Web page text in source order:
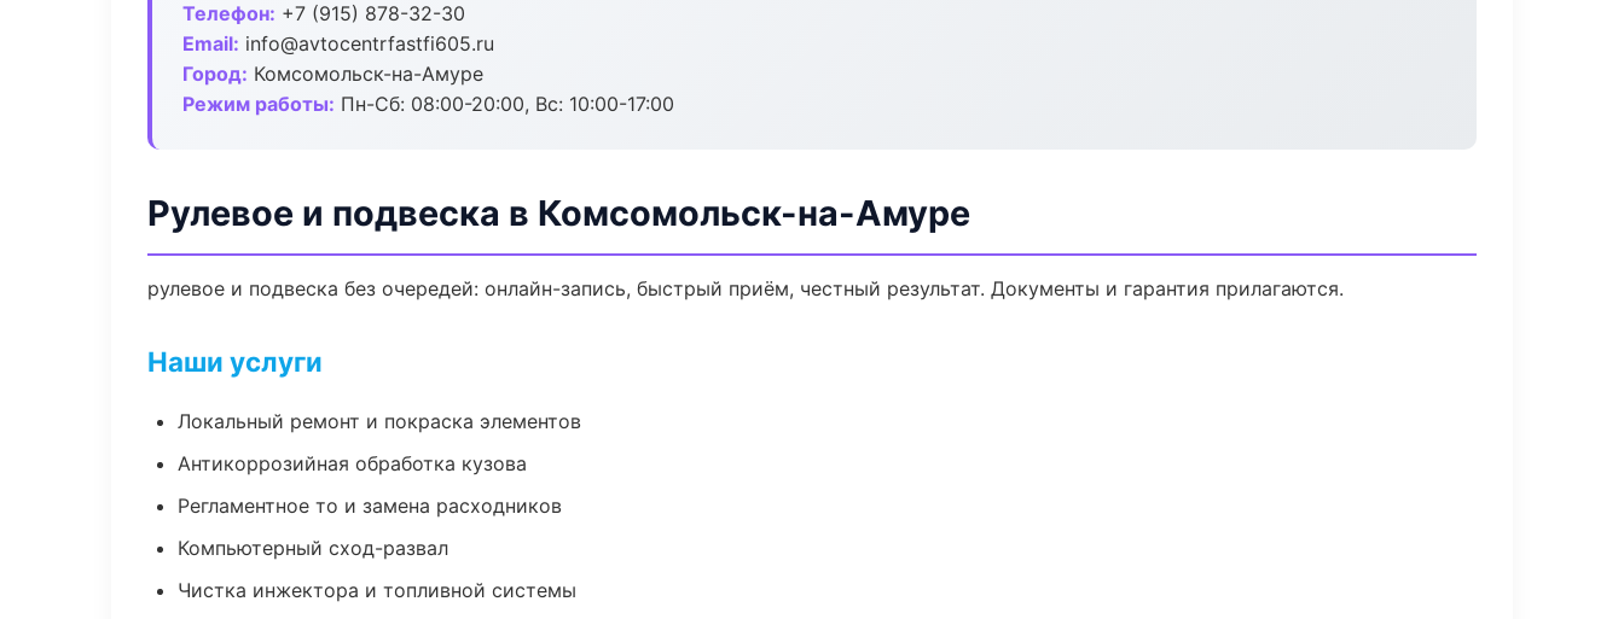
Телефон: +7 (915) 878-32-30
Email: info@avtocentrfastfi605.ru
Город: Комсомольск-на-Амуре
Режим работы: Пн-Сб: 08:00-20:00, Вс: 10:00-17:00
Рулевое и подвеска в Комсомольск-на-Амуре
рулевое и подвеска без очередей: онлайн-запись, быстрый приём, честный результат. Документы и гарантия прилагаются.
Наши услуги
Локальный ремонт и покраска элементов
Антикоррозийная обработка кузова
Регламентное то и замена расходников
Компьютерный сход-развал
Чистка инжектора и топливной системы